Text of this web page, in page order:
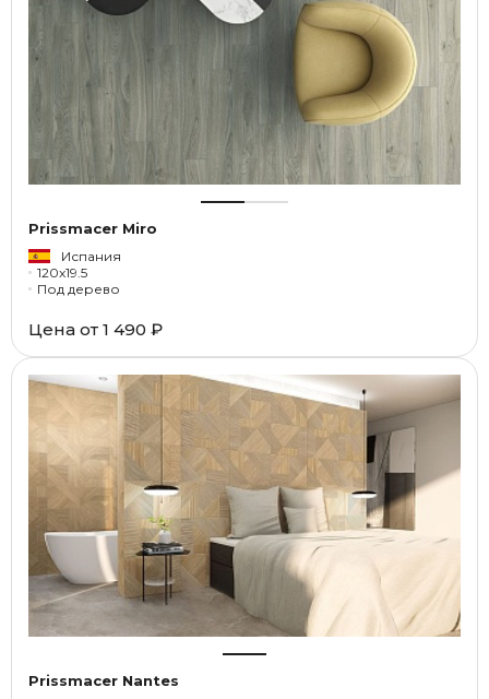
Prissmacer Miro
Испания
120x19.5
Под дерево
Цена от 1 490 ₽
Prissmacer Nantes